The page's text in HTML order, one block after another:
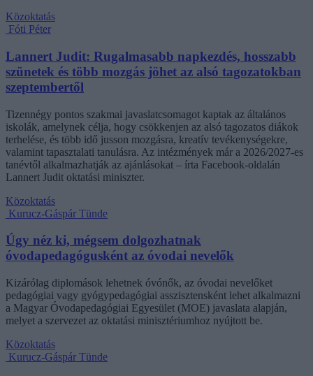
Közoktatás
Fóti Péter
Lannert Judit: Rugalmasabb napkezdés, hosszabb
szünetek és több mozgás jöhet az alsó tagozatokban
szeptembertől
Tizennégy pontos szakmai javaslatcsomagot kaptak az általános
iskolák, amelynek célja, hogy csökkenjen az alsó tagozatos diákok
terhelése, és több idő jusson mozgásra, kreatív tevékenységekre,
valamint tapasztalati tanulásra. Az intézmények már a 2026/2027-es
tanévtől alkalmazhatják az ajánlásokat – írta Facebook-oldalán
Lannert Judit oktatási miniszter.
Közoktatás
Kurucz-Gáspár Tünde
Úgy néz ki, mégsem dolgozhatnak
óvodapedagógusként az óvodai nevelők
Kizárólag diplomások lehetnek óvónők, az óvodai nevelőket
pedagógiai vagy gyógypedagógiai asszisztensként lehet alkalmazni
a Magyar Óvodapedagógiai Egyesület (MOE) javaslata alapján,
melyet a szervezet az oktatási minisztériumhoz nyújtott be.
Közoktatás
Kurucz-Gáspár Tünde